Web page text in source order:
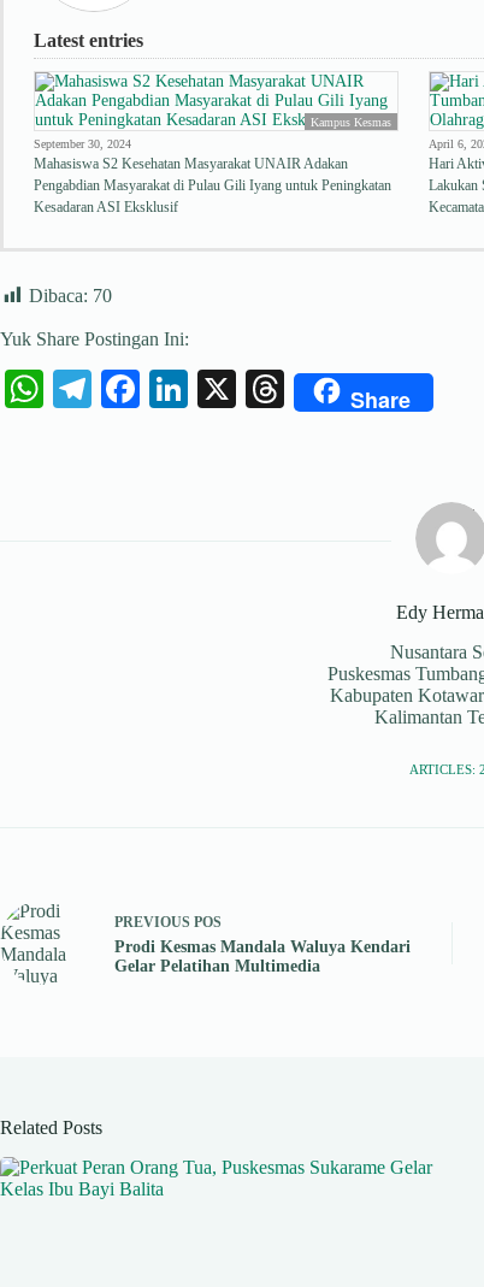
Latest entries
Kampus Kesmas
September 30, 2024
Mahasiswa S2 Kesehatan Masyarakat UNAIR Adakan
Pengabdian Masyarakat di Pulau Gili Iyang untuk Peningkatan
Kesadaran ASI Eksklusif
April 6,
Hari
Lakukan
Dibaca: 70
Yuk Share Postingan Ini:
W
Te
Fa
Li
X
T
Share
Edy
Nusantara
Puskesmas
Kabupaten
Kalimantan
ARTICLES:
PREVIOUS POS
Prodi Kesmas Mandala Waluya Kendari
Gelar Pelatihan Multimedia
Related Posts